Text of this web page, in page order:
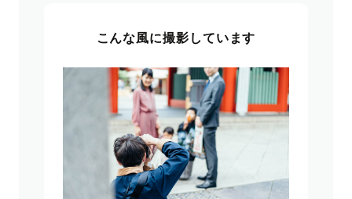
こんな風に撮影しています